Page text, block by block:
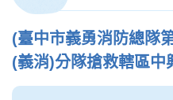
(臺中市義勇消防總隊
(義消)分隊搶救轄區中